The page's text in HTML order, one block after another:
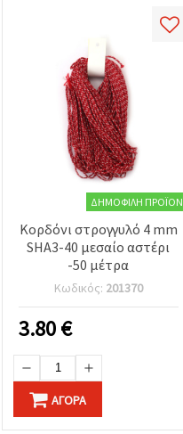
ΔΗΜΟΦΙΛΉ ΠΡΟΪΌΝ
Κορδόνι στρογγυλό 4 mm
SHA3-40 μεσαίο αστέρι
-50 μέτρα
Κωδικός: 201370
3.80€
ΑΓΟΡΆ